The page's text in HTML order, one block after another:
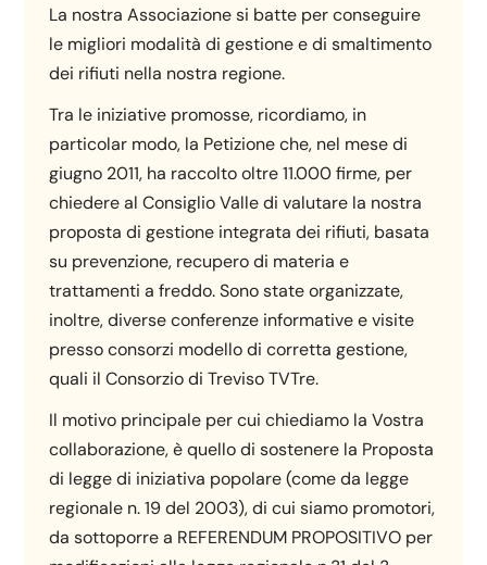
La nostra Associazione si batte per conseguire
le migliori modalità di gestione e di smaltimento
dei rifiuti nella nostra regione.
Tra le iniziative promosse, ricordiamo, in
particolar modo, la Petizione che, nel mese di
giugno 2011, ha raccolto oltre 11.000 firme, per
chiedere al Consiglio Valle di valutare la nostra
proposta di gestione integrata dei rifiuti, basata
su prevenzione, recupero di materia e
trattamenti a freddo. Sono state organizzate,
inoltre, diverse conferenze informative e visite
presso consorzi modello di corretta gestione,
quali il Consorzio di Treviso TVTre.
Il motivo principale per cui chiediamo la Vostra
collaborazione, è quello di sostenere la Proposta
di legge di iniziativa popolare (come da legge
regionale n. 19 del 2003), di cui siamo promotori,
da sottoporre a REFERENDUM PROPOSITIVO per